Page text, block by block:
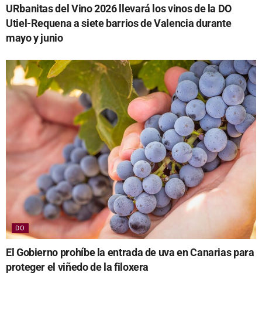
URbanitas del Vino 2026 llevará los vinos de la DO
Utiel-Requena a siete barrios de Valencia durante
mayo y junio
DO
El Gobierno prohíbe la entrada de uva en Canarias para
proteger el viñedo de la filoxera